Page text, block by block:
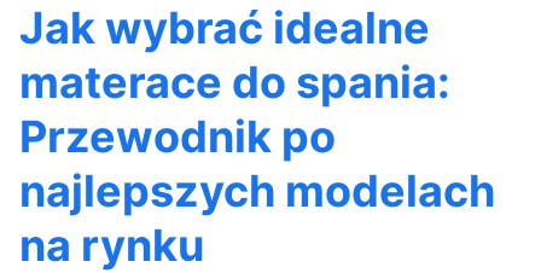
Jak wybrać idealne
materace do spania:
Przewodnik po
najlepszych modelach
na rynku